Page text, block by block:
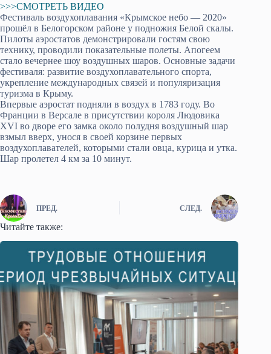
>>>СМОТРЕТЬ ВИДЕО
Фестиваль воздухоплавания «Крымское небо — 2020»
прошёл в Белогорском районе у подножия Белой скалы.
Пилоты аэростатов демонстрировали гостям свою
технику, проводили показательные полеты. Апогеем
стало вечернее шоу воздушных шаров. Основные задачи
фестиваля: развитие воздухоплавательного спорта,
укрепление международных связей и популяризация
туризма в Крыму.
Впервые аэростат подняли в воздух в 1783 году. Во
Франции в Версале в присутствии короля Людовика
XVI во дворе его замка около полудня воздушный шар
взмыл вверх, унося в своей корзине первых
воздухоплавателей, которыми стали овца, курица и утка.
Шар пролетел 4 км за 10 минут.
ПРЕД. СЛЕД.
Читайте также: